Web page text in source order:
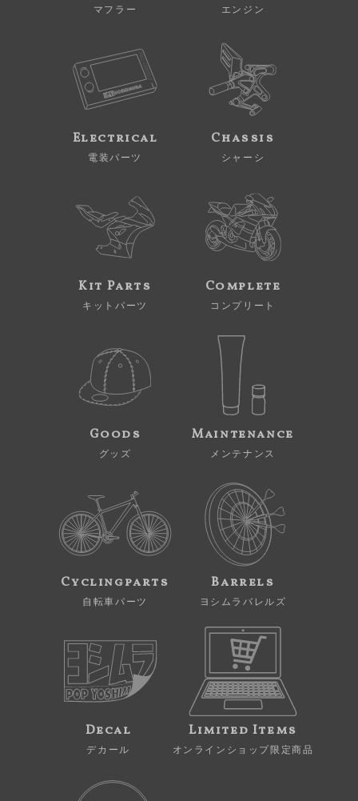
マフラー エンジン
Electrical
電装パーツ
Chassis
シャーシ
Kit Parts
キットパーツ
Complete
コンプリート
Goods
グッズ
Maintenance
メンテナンス
Cyclingparts
自転車パーツ
Barrels
ヨシムラバレルズ
Decal
デカール
Limited Items
オンラインショップ限定商品